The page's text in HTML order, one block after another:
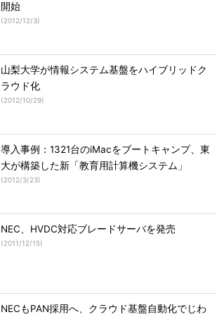
開始
(2012/12/3)
山梨大学が情報システム基盤をハイブリッドク
ラウド化
(2012/10/29)
導入事例：1321台のiMacをブートキャンプ、東
大が構築した新「教育用計算機システム」
(2012/3/23)
NEC、HVDC対応ブレードサーバを発売
(2011/12/15)
NECもPAN採用へ、クラウド基盤自動化でじわ